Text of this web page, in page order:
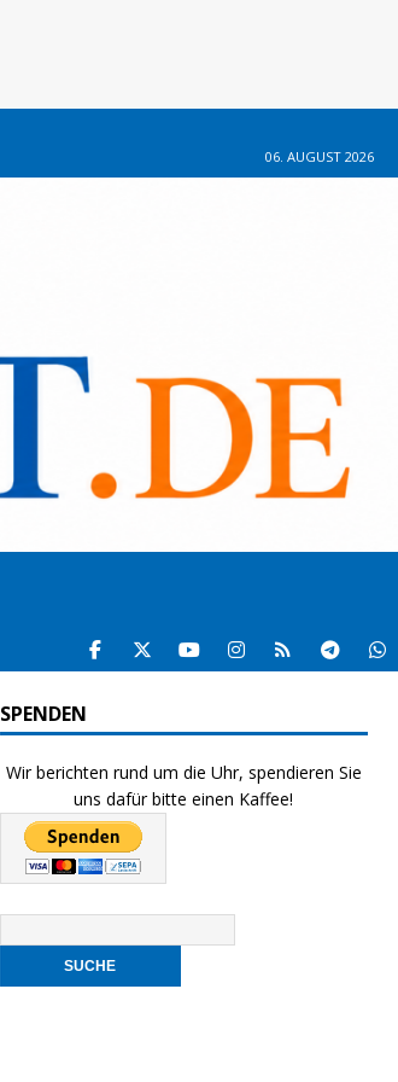
06. AUGUST 2026
SPENDEN
Wir berichten rund um die Uhr, spendieren Sie
uns dafür bitte einen Kaffee!